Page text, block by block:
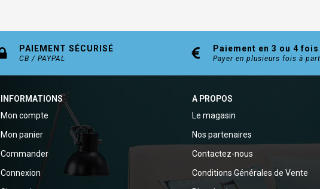
PAIEMENT SÉCURISÉ
CB / PAYPAL
Paiement en 3 ou 4 fois
Payer en plusieurs fois à
INFORMATIONS
Mon compte
Mon panier
Commander
Connexion
A PROPOS
Le magasin
Nos partenaires
Contactez-nous
Conditions Générales de Vente